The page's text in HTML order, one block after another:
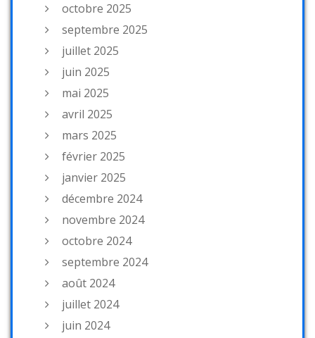
octobre 2025
septembre 2025
juillet 2025
juin 2025
mai 2025
avril 2025
mars 2025
février 2025
janvier 2025
décembre 2024
novembre 2024
octobre 2024
septembre 2024
août 2024
juillet 2024
juin 2024